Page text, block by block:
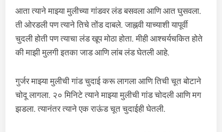
आता त्याने माझ्या मुलीच्या गांडवर लंड बसवला आणि आत घुसवला.
ती ओरडली पण त्याने तिचे तोंड दाबले. जाह्नवी याच्याशी यापूर्वी
चुदली होती पण त्याचा लंड खूप मोठा होता. मीही आश्चर्यचकित होते
की माझी मुलगी इतका जाड आणि लांब लंड घेतली आहे.
गुर्जर माझ्या मुलीची गांड चुदाई करू लागला आणि तिची चूत बोटाने
चोदू लागला. २० मिनिटे त्याने माझ्या मुलीची गांड चोदली आणि मग
झडला. त्यानंतर त्याने एक राऊंड चूत चुदाईही घेतली.